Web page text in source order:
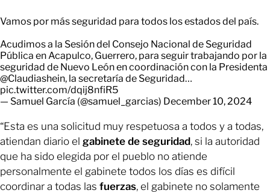
Vamos por más seguridad para todos los estados del país.
Acudimos a la Sesión del Consejo Nacional de Seguridad
Pública en Acapulco, Guerrero, para seguir trabajando por la
seguridad de Nuevo León en coordinación con la Presidenta
@Claudiashein, la secretaría de Seguridad…
pic.twitter.com/dqij8nfiR5
— Samuel García (@samuel_garcias) December 10, 2024
“Esta es una solicitud muy respetuosa a todos y a todas,
atiendan diario el gabinete de seguridad, si la autoridad
que ha sido elegida por el pueblo no atiende
personalmente el gabinete todos los días es difícil
coordinar a todas las fuerzas, el gabinete no solamente